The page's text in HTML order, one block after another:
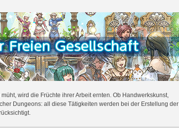
wird die Früchte ihrer Arbeit ernten. Ob Handwerkskunst,
Dungeons: all diese Tätigkeiten werden bei der Erstellung der